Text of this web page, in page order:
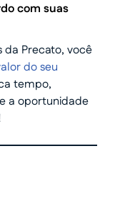
com suas
Precato, você
do seu
tempo,
a oportunidade